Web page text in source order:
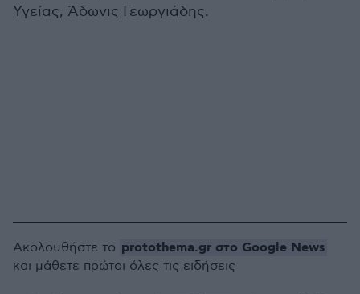
Υγείας, Άδωνις Γεωργιάδης.
Ακολουθήστε το protothema.gr στο Google News
και μάθετε πρώτοι όλες τις ειδήσεις